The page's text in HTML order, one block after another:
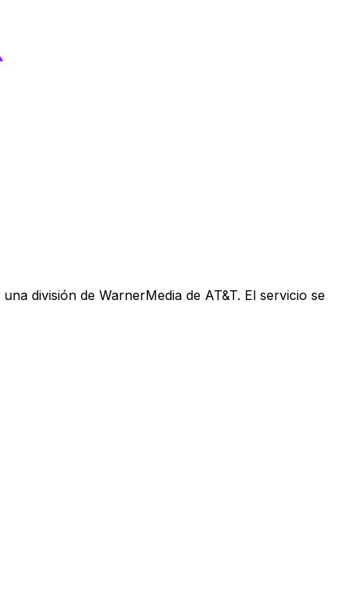
división de WarnerMedia de AT&T. El servicio se